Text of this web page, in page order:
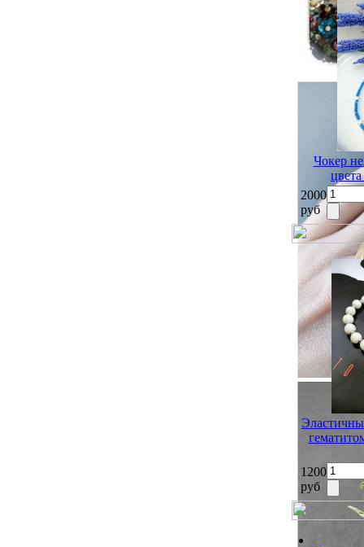
Чокер
2000
руб
1200
руб